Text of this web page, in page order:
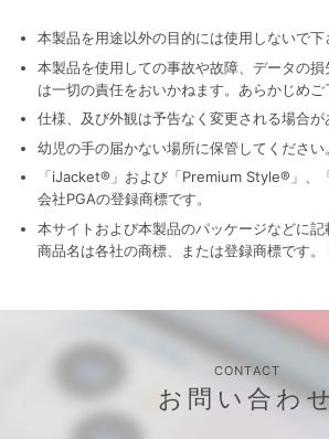
本製品を用途以外の目的には使用しないで下
本製品を使用しての事故や故障、データの
は一切の責任をおいかねます。あらかじめご
仕様、及び外観は予告なく変更される場合が
幼児の手の届かない場所に保管してください。
「iJacket®」および「Premium Style®」、
会社PGAの登録商標です。
本サイトおよび本製品のパッケージなどに記
商品名は各社の商標、または登録商標です。
CONTACT
お問い合わせ